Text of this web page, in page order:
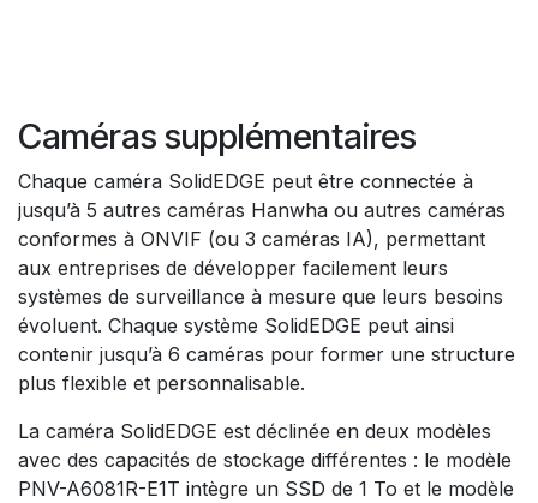
Caméras supplémentaires
Chaque caméra SolidEDGE peut être connectée à
jusqu’à 5 autres caméras Hanwha ou autres caméras
conformes à ONVIF (ou 3 caméras IA), permettant
aux entreprises de développer facilement leurs
systèmes de surveillance à mesure que leurs besoins
évoluent. Chaque système SolidEDGE peut ainsi
contenir jusqu’à 6 caméras pour former une structure
plus flexible et personnalisable.
La caméra SolidEDGE est déclinée en deux modèles
avec des capacités de stockage différentes : le modèle
PNV-A6081R-E1T intègre un SSD de 1 To et le modèle